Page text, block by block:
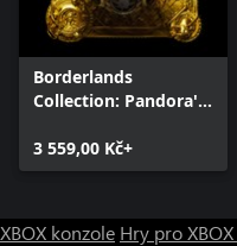
Borderlands
Collection: Pandora's
3 559,00 Kč+
XBOX konzole Hry pro XBOX